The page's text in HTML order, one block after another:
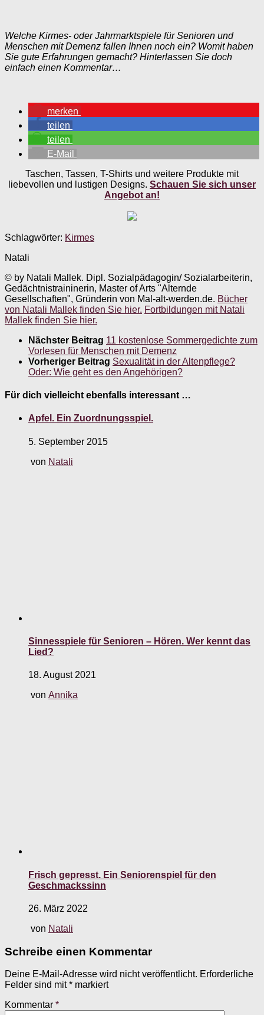
Welche Kirmes- oder Jahrmarktspiele für Senioren und
Menschen mit Demenz fallen Ihnen noch ein? Womit haben
Sie gute Erfahrungen gemacht? Hinterlassen Sie doch
einfach einen Kommentar…
merken
teilen
teilen
E-Mail
Taschen, Tassen, T-Shirts und weitere Produkte mit
liebevollen und lustigen Designs. Schauen Sie sich unser
Angebot an!
Schlagwörter: Kirmes
Natali
© by Natali Mallek. Dipl. Sozialpädagogin/ Sozialarbeiterin,
Gedächtnistraininerin, Master of Arts "Alternde
Gesellschaften", Gründerin von Mal-alt-werden.de. Bücher
von Natali Mallek finden Sie hier. Fortbildungen mit Natali
Mallek finden Sie hier.
Nächster Beitrag 11 kostenlose Sommergedichte zum
Vorlesen für Menschen mit Demenz
Vorheriger Beitrag Sexualität in der Altenpflege?
Oder: Wie geht es den Angehörigen?
Für dich vielleicht ebenfalls interessant …
Apfel. Ein Zuordnungsspiel.
5. September 2015
von Natali
Sinnesspiele für Senioren – Hören. Wer kennt das
Lied?
18. August 2021
von Annika
Frisch gepresst. Ein Seniorenspiel für den
Geschmackssinn
26. März 2022
von Natali
Schreibe einen Kommentar
Deine E-Mail-Adresse wird nicht veröffentlicht. Erforderliche
Felder sind mit* markiert
Kommentar *